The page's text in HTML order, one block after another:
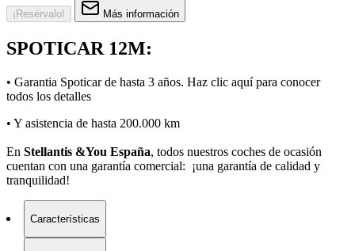
¡Resérvalo! Más información
SPOTICAR 12M:
• Garantia Spoticar de hasta 3 años. Haz clic aquípara conocer
todos los detalles
• Y asistencia de hasta 200.000 km
En Stellantis &You España, todos nuestros coches de ocasión
cuentan con una garantía comercial: ¡una garantía de calidad y
tranquilidad!
Características